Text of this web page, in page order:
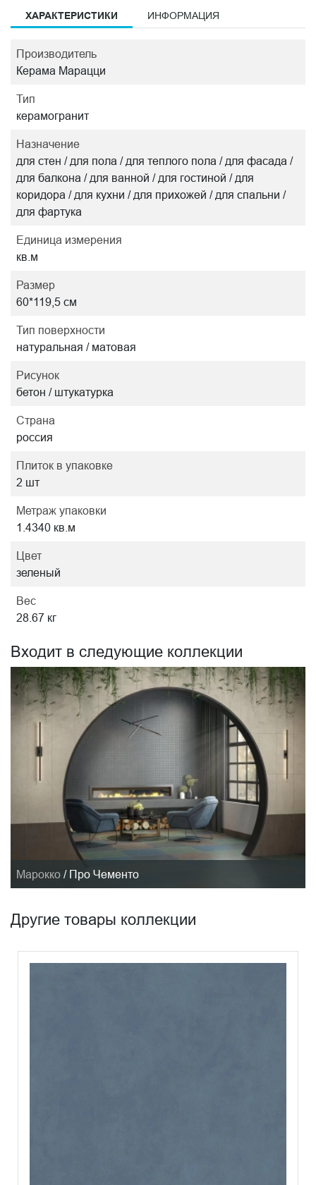
ХАРАКТЕРИСТИКИ ИНФОРМАЦИЯ
Производитель
Керама Марацци
Тип
керамогранит
Назначение
для стен / для пола / для теплого пола / для фасада /
для балкона / для ванной / для гостиной / для
коридора / для кухни / для прихожей / для спальни /
для фартука
Единица измерения
кв.м
Размер
60*119,5 см
Тип поверхности
натуральная / матовая
Рисунок
бетон / штукатурка
Страна
россия
Плиток в упаковке
2 шт
Метраж упаковки
1.4340 кв.м
Цвет
зеленый
Вес
28.67 кг
Входит в следующие коллекции
Марокко / Про Чементо
Другие товары коллекции